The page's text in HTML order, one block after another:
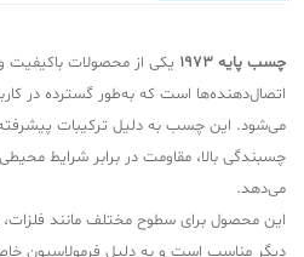
چسب پایه 1973
یکی از محصولات
اتصال‌دهنده‌ها است که به‌طور گسترده در
می‌شود. این چسب به دلیل ترکیبات
چسبندگی بالا، مقاومت در برابر شرایط محیطی
می‌دهد.
این محصول برای سطوح مختلف مانند
دیگر مناسب است و به دلیل فرمولاسیون